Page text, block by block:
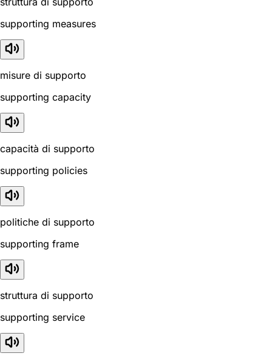
supporting measures
misure di supporto
supporting capacity
capacità di supporto
supporting policies
politiche di supporto
supporting frame
struttura di supporto
supporting service